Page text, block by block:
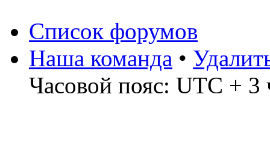
Список форумов
Наша команда •
Часовой пояс: UTC + 3